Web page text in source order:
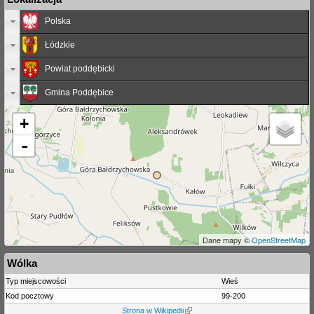
Polska
Łódzkie
Powiat poddębicki
Gmina Poddębice
+
-
Dane mapy ©OpenStreetMap
Wólka
Typ miejscowości
Wieś
Kod pocztowy
99-200
Strona w Wikipedii